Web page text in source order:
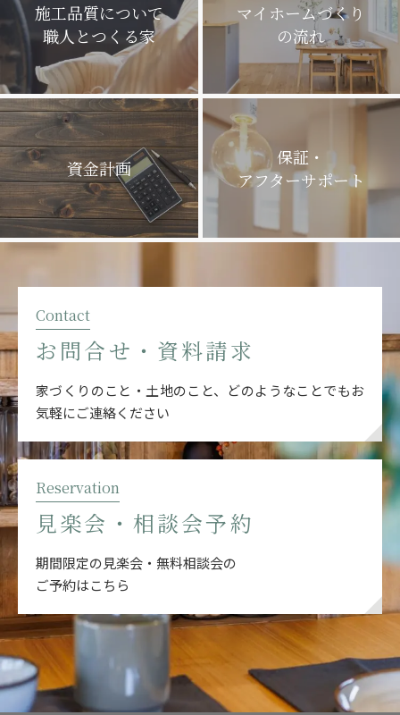
施工品質について
職人とつくる家
マイホームづくり
の流れ
資金計画
保証・
アフターサポート
Contact
お問合せ・資料請求
家づくりのこと・土地のこと、どのようなことでもお
気軽にご連絡ください
Reservation
見楽会・相談会予約
期間限定の見楽会・無料相談会の
ご予約はこちら